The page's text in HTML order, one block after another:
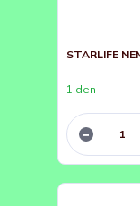
STARLIFE
1 den